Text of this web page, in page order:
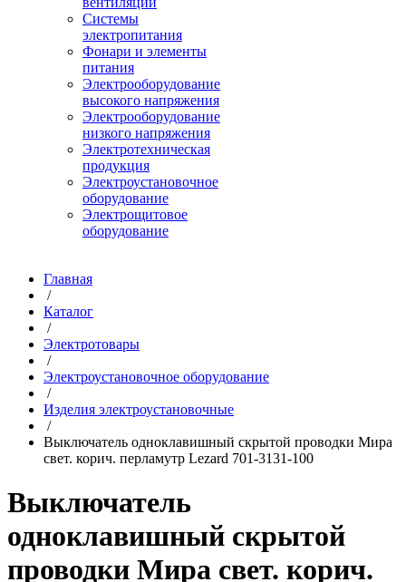
Системы
электропитания
Фонари и элементы
питания
Электрооборудование
высокого напряжения
Электрооборудование
низкого напряжения
Электротехническая
продукция
Электроустановочное
оборудование
Электрощитовое
оборудование
Главная
/
Каталог
/
Электротовары
/
Электроустановочное оборудование
/
Изделия электроустановочные
/
Выключатель одноклавишный скрытой проводки Мира
свет. корич. перламутр Lezard 701-3131-100
Выключатель
одноклавишный скрытой
проводки Мира свет. корич.